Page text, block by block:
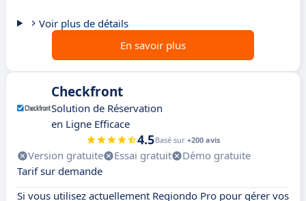
Voir plus de détails
En savoir plus
Checkfront
Solution de Réservation
en Ligne Efficace
4.5Basé sur +200 avis
Version gratuite Essai gratuit
Démo gratuite
Tarif sur demande
Si vous utilisez actuellement Regiondo Pro pour gérer vos